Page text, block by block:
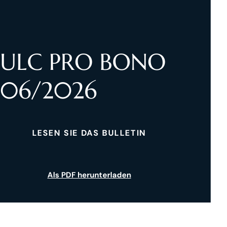
ULC PRO BONO
06/2026
LESEN SIE DAS BULLETIN
Als PDF herunterladen